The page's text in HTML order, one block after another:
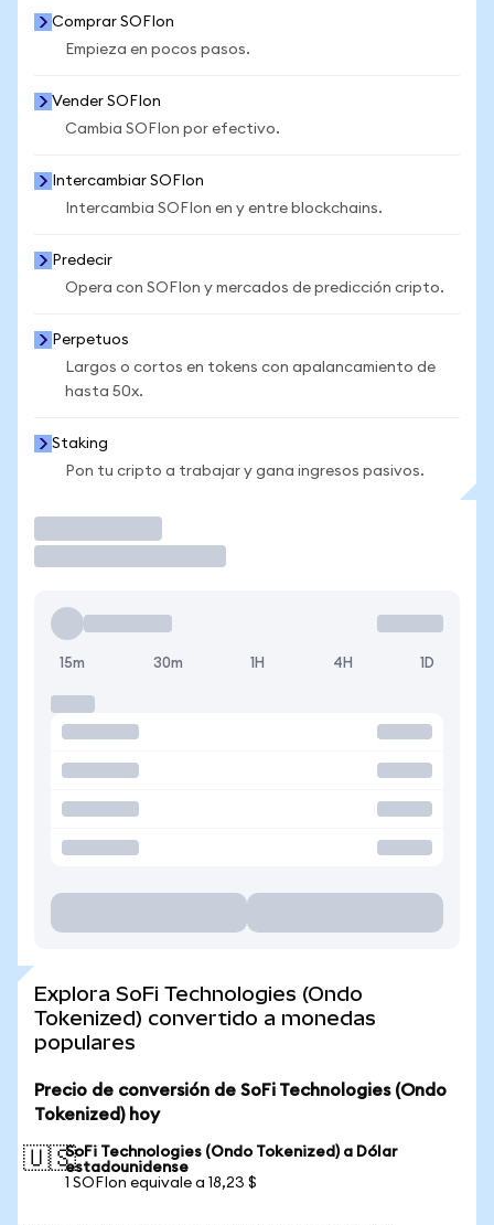
Comprar SOFIon
Empieza en pocos pasos.
Vender SOFIon
Cambia SOFIon por efectivo.
Intercambiar SOFIon
Intercambia SOFIon en y entre blockchains.
Predecir
Opera con SOFIon y mercados de predicción cripto.
Perpetuos
Largos o cortos en tokens con apalancamiento de
hasta 50x.
Staking
Pon tu cripto a trabajar y gana ingresos pasivos.
15m 30m 1H 4H 1D
Explora SoFi Technologies (Ondo
Tokenized) convertido a monedas
populares
Precio de conversión de SoFi Technologies (Ondo
Tokenized) hoy
🇺🇸SoFi Technologies (Ondo Tokenized) a Dólar
estadounidense
1 SOFIon equivale a 18,23 $